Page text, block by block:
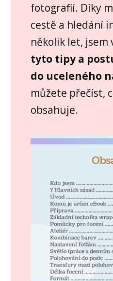
fotografií. Díky
cestě a hledání
několik let, jsem
tyto tipy a
do uceleného
můžete přečíst,
obsahuje.